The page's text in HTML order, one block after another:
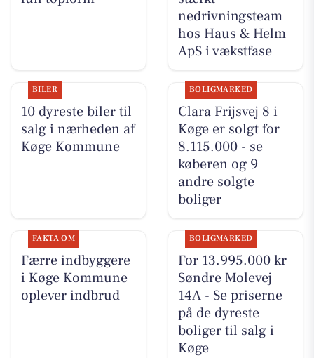
nedrivningsteam
hos Haus & Helm
ApS i vækstfase
BILER
10 dyreste biler til
salg i nærheden af
Køge Kommune
BOLIGMARKED
Clara Frijsvej 8 i
Køge er solgt for
8.115.000 - se
køberen og 9
andre solgte
boliger
FAKTA OM
Færre indbyggere
i Køge Kommune
oplever indbrud
BOLIGMARKED
For 13.995.000 kr
Søndre Molevej
14A - Se priserne
på de dyreste
boliger til salg i
Køge